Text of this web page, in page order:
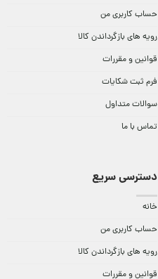
حساب کاربری من
رویه های بازگرداندن کالا
قوانین و مقررات
فرم ثبت شکایات
سوالات متداول
تماس با ما
دسترسی سریع
خانه
حساب کاربری من
رویه های بازگرداندن کالا
قوانین و مقررات